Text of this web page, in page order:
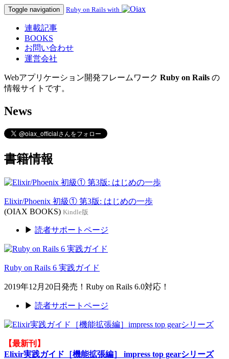
Toggle navigation Ruby on Rails with
連載記事
BOOKS
お問い合わせ
運営会社
Webアプリケーション開発フレームワーク Ruby on Rails の
情報サイトです。
News
書籍情報
Elixir/Phoenix 初級① 第3版: はじめの一歩
(OIAX BOOKS) Kindle版
▶ 読者サポートページ
Ruby on Rails 6 実践ガイド
2019年12月20日発売！Ruby on Rails 6.0対応！
▶ 読者サポートページ
【最新刊】
Elixir実践ガイド［機能拡張編］ impress top gearシリーズ